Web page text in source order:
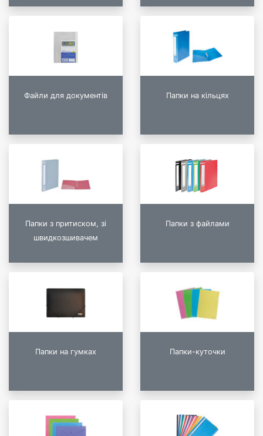
Файли для документів Папки на кільцях
Папки з притиском, зі
швидкозшивачем
Папки з файлами
Папки на гумках Папки-куточки